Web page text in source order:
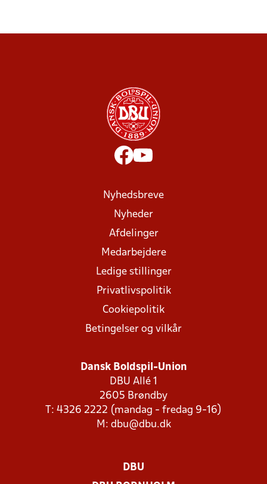
Nyhedsbreve
Nyheder
Afdelinger
Medarbejdere
Ledige stillinger
Privatlivspolitik
Cookiepolitik
Betingelser og vilkår
Dansk Boldspil-Union
DBU Allé 1
2605 Brøndby
T: 4326 2222 (mandag - fredag 9-16)
M: dbu@dbu.dk
DBU